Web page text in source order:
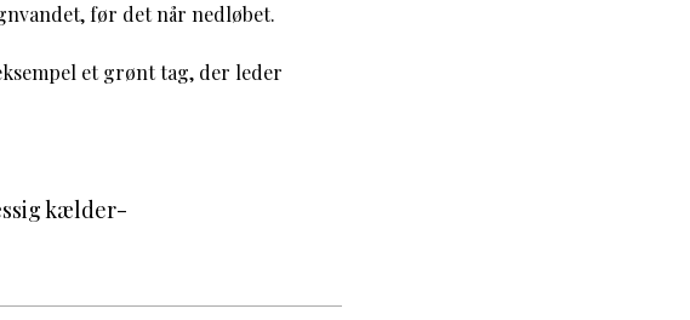
før det når nedløbet.
et grønt tag, der leder
kælder­